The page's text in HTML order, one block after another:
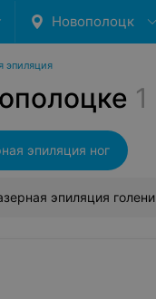
Новополоцк
эпиляция
1
эпиляция ног
эпиляция голени